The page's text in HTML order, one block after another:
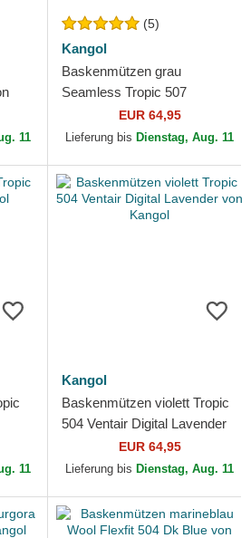
11
(5)
Kangol
Baskenmützen grau
Seamless Tropic 507
Charcoal von Kangol
EUR 64,95
Lieferung bis Dienstag, Aug. 11
11
Kangol
Baskenmützen violett Tropic
504 Ventair Digital Lavender
von KangolEUR 64,95
Lieferung bis Dienstag, Aug. 11